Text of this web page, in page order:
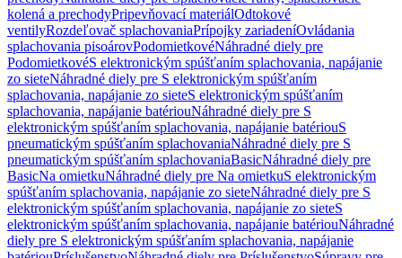
kolená a prechodyPripevňovací materiálOdtokové
ventilyRozdeľovač splachovaniaPrípojky zariadeníOvládania
splachovania pisoárovPodomietkovéNáhradné diely pre
PodomietkovéS elektronickým spúšťaním splachovania, napájanie
zo sieteNáhradné diely pre S elektronickým spúšťaním
splachovania, napájanie zo sieteS elektronickým spúšťaním
splachovania, napájanie batériouNáhradné diely pre S
elektronickým spúšťaním splachovania, napájanie batériouS
pneumatickým spúšťaním splachovaniaNáhradné diely pre S
pneumatickým spúšťaním splachovaniaBasicNáhradné diely pre
BasicNa omietkuNáhradné diely pre Na omietkuS elektronickým
spúšťaním splachovania, napájanie zo sieteNáhradné diely pre S
elektronickým spúšťaním splachovania, napájanie zo sieteS
elektronickým spúšťaním splachovania, napájanie batériouNáhradné
diely pre S elektronickým spúšťaním splachovania, napájanie